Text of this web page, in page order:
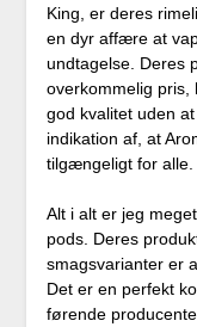
King, er deres
en dyr affære at
undtagelse. Deres
overkommelig pris,
god kvalitet uden
indikation af, at
tilgængeligt for alle.
Alt i alt er jeg
pods. Deres
smagsvarianter er
Det er en perfekt
førende